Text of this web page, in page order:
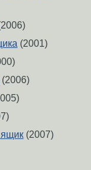
(2001)
(2006)
ящик (2007)